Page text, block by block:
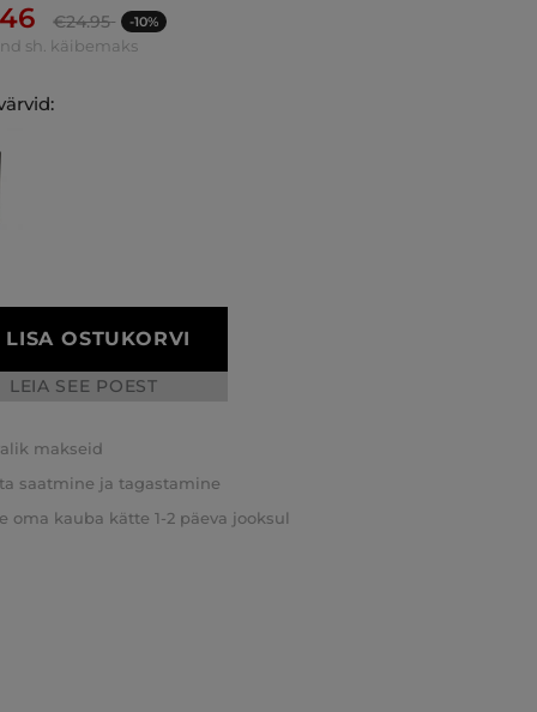
€24.95 -10%
sh. käibemaks
LISA OSTUKORVI
LEIA SEE POEST
makseid
saatmine ja tagastamine
oma kauba kätte 1-2 päeva jooksul